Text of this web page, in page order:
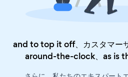
and to top it off、カスタマー
around-the-clock、as is